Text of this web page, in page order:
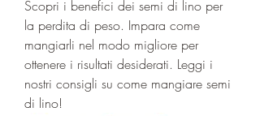
Scopri i benefici dei semi di lino per
la perdita di peso. Impara come
mangiarli nel modo migliore per
ottenere i risultati desiderati. Leggi i
nostri consigli su come mangiare semi
di lino!